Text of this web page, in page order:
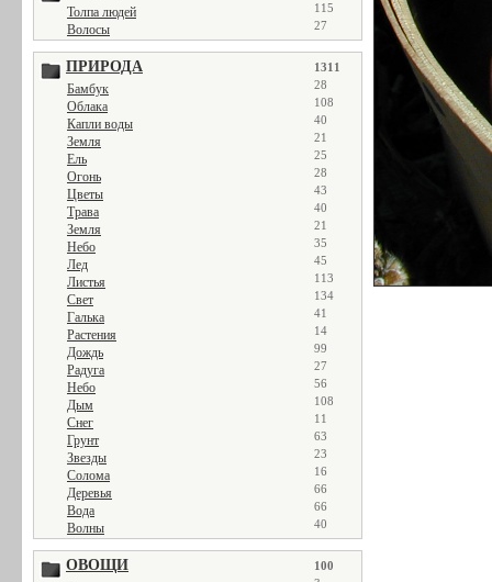
Толпа людей 115
Волосы 27
ПРИРОДА 1311
Бамбук 28
Облака 108
Капли воды 40
Земля 21
Ель 25
Огонь 28
Цветы 43
Трава 40
Земля 21
Небо 35
Лед 45
Листья 113
Свет 134
Галька 41
Растения 14
Дождь 99
Радуга 27
Небо 56
Дым 108
Снег 11
Грунт 63
Звезды 23
Солома 16
Деревья 66
Вода 66
Волны 40
ОВОЩИ 100